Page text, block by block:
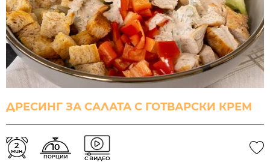
ДРЕСИНГ ЗА САЛАТА С ГОТВАРСКИ КРЕМ
2
мин. 10
ПОРЦИИ С ВИДЕО